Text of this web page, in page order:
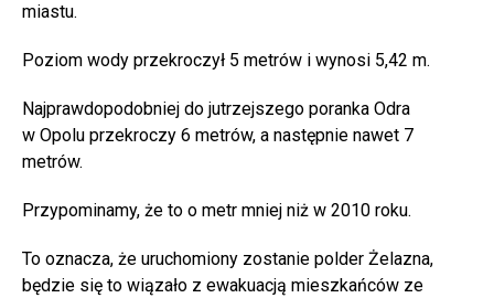
miastu.
Poziom wody przekroczył 5 metrów i wynosi 5,42 m.
Najprawdopodobniej do jutrzejszego poranka Odra
w Opolu przekroczy 6 metrów, a następnie nawet 7
metrów.
Przypominamy, że to o metr mniej niż w 2010 roku.
To oznacza, że uruchomiony zostanie polder Żelazna,
będzie się to wiązało z ewakuacją mieszkańców ze